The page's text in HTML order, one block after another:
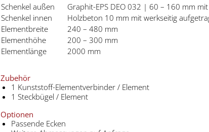
Schenkel außen
Graphit-EPS DEO 032 | 60 – 160 mm
Schenkel innen
Holzbeton 10 mm mit werkseitig
Elementbreite
240 – 480 mm
Elementhöhe
200 – 300 mm
Elementlänge
2000 mm
Zubehör
1 Kunststoff-Elementverbinder / Element
1 Steckbügel / Element
Optionen
Passende Ecken